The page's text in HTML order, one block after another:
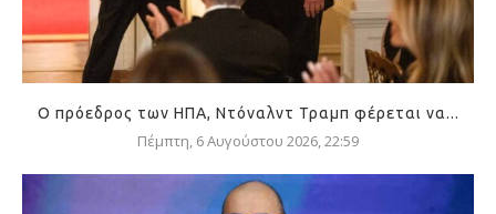
Ο πρόεδρος των ΗΠΑ, Ντόναλντ Τραμπ φέρεται να...
Πέμπτη, 6 Αυγούστου 2026, 22:59